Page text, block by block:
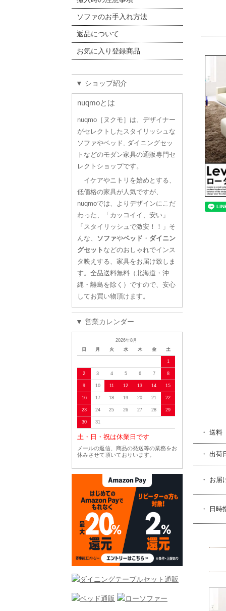
ソファのお手入れ方法
返品について
お気に入り登録商品
▼ ショップ紹介
nuqmoとは
nuqmo［ヌクモ］は、デザイナー
がセレクトしたスタイリッシュな
ソファやベッド, ダイニングセッ
トなどのモダン家具の通販専門セ
レクトショップです。
イケアやニトリを始めとする、
低価格の家具が人気ですが、
nuqmoでは、よりデザインにこだ
わった、「カッコイイ、安い」
「スタイリッシュで激安！！」そ
んな、 ソファやベッド ・ ダイニン
グセット などのおしゃれでインス
タ映えする、家具をお届け致しま
す。全品送料無料（北海道・沖
縄・離島を除く）ですので、安心
してお買い物頂けます。
▼ 営業カレンダー
2026年8月
日
月 火 水 木 金 土
1
2 3 4 5 6 7 8
9 10 11 12 13 14 15
16 17 18 19 20 21 22
23 24 25 26 27 28 29
30 31
土・日・祝は休業日です
メールの返信、商品の発送等の業務をお
休みさせて頂いておりいます。
・ 送料
・ 出荷
・ お届
・ 日時